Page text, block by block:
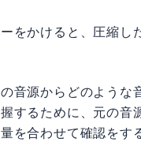
をかけると、圧縮し
音源からどのような
するために、元の音
を合わせて確認をす